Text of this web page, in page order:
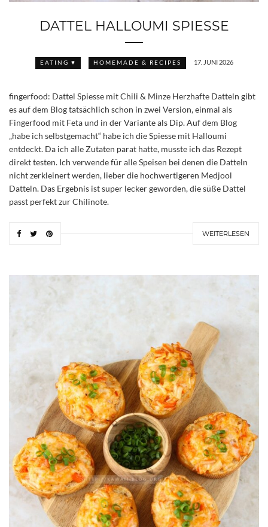
DATTEL HALLOUMI SPIESSE
EATING ♥ HOMEMADE & RECIPES 17. JUNI 2026
fingerfood: Dattel Spiesse mit Chili & Minze Herzhafte Datteln gibt
es auf dem Blog tatsächlich schon in zwei Version, einmal als
Fingerfood mit Feta und in der Variante als Dip. Auf dem Blog
„habe ich selbstgemacht“ habe ich die Spiesse mit Halloumi
entdeckt. Da ich alle Zutaten parat hatte, musste ich das Rezept
direkt testen. Ich verwende für alle Speisen bei denen die Datteln
nicht zerkleinert werden, lieber die hochwertigeren Medjool
Datteln. Das Ergebnis ist super lecker geworden, die süße Dattel
passt perfekt zur Chilinote.
WEITERLESEN